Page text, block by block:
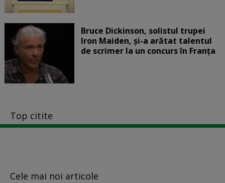
Bruce Dickinson, solistul trupei
Iron Maiden, şi-a arătat talentul
de scrimer la un concurs în Franţa
Top citite
Cele mai noi articole